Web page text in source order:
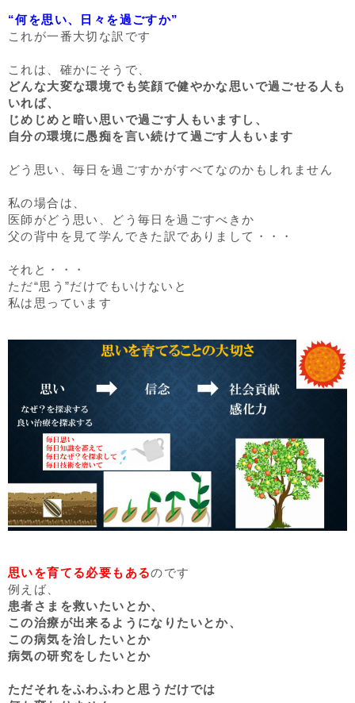
“何を思い、日々を過ごすか”
これが一番大切な訳です
これは、確かにそうで、
どんな大変な環境でも笑顔で健やかな思いで過ごせる人も
いれば、
じめじめと暗い思いで過ごす人もいますし、
自分の環境に愚痴を言い続けて過ごす人もいます
どう思い、毎日を過ごすかがすべてなのかもしれません
私の場合は、
医師がどう思い、どう毎日を過ごすべきか
父の背中を見て学んできた訳でありまして・・・
それと・・・
ただ“思う”だけでもいけないと
私は思っています
思いを育てる必要もあるのです
例えば、
患者さまを救いたいとか、
この治療が出来るようになりたいとか、
この病気を治したいとか
病気の研究をしたいとか
ただそれをふわふわと思うだけでは